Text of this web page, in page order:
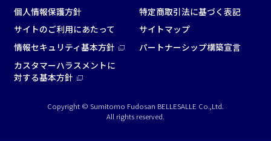
個人情報保護方針
特定商取引法に基づく表記
サイトのご利用にあたって
サイトマップ
情報セキュリティ基本方針
パートナーシップ構築宣言
カスタマーハラスメントに
対する基本方針
Copyright © Sumitomo Fudosan BELLESALLE Co.,Ltd.
All rights reserved.